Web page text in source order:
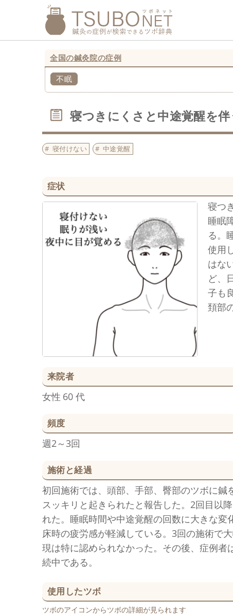
全国の鍼灸院の症例
不眠
寝つきにくさと中途覚醒を
寝付けない 中途覚醒
症状
寝つ
睡眠
る。
使用
はな
ど、
子も
頚部
来院者
女性 60 代
頻度
週2～3回
施術と経過
初回施術では、頭部、手部、臀部のツボに
スッキリと起きられたと報告した。2回目以
れた。睡眠時間や中途覚醒の回数に大きな
床時の疲労感が軽減している。3回の施術で
現は特に認められなかった。その後、症例
続中である。
使用したツボ
ツボのアイコンからツボの詳細が見られます